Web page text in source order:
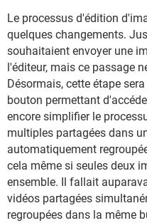
Le processus d'édition
quelques changements.
souhaitaient envoyer une
l'éditeur, mais ce passage
Désormais, cette étape
bouton permettant
encore simplifier le
multiples partagées dans
automatiquement
cela même si seules deux
ensemble. Il fallait
vidéos partagées
regroupées dans la même